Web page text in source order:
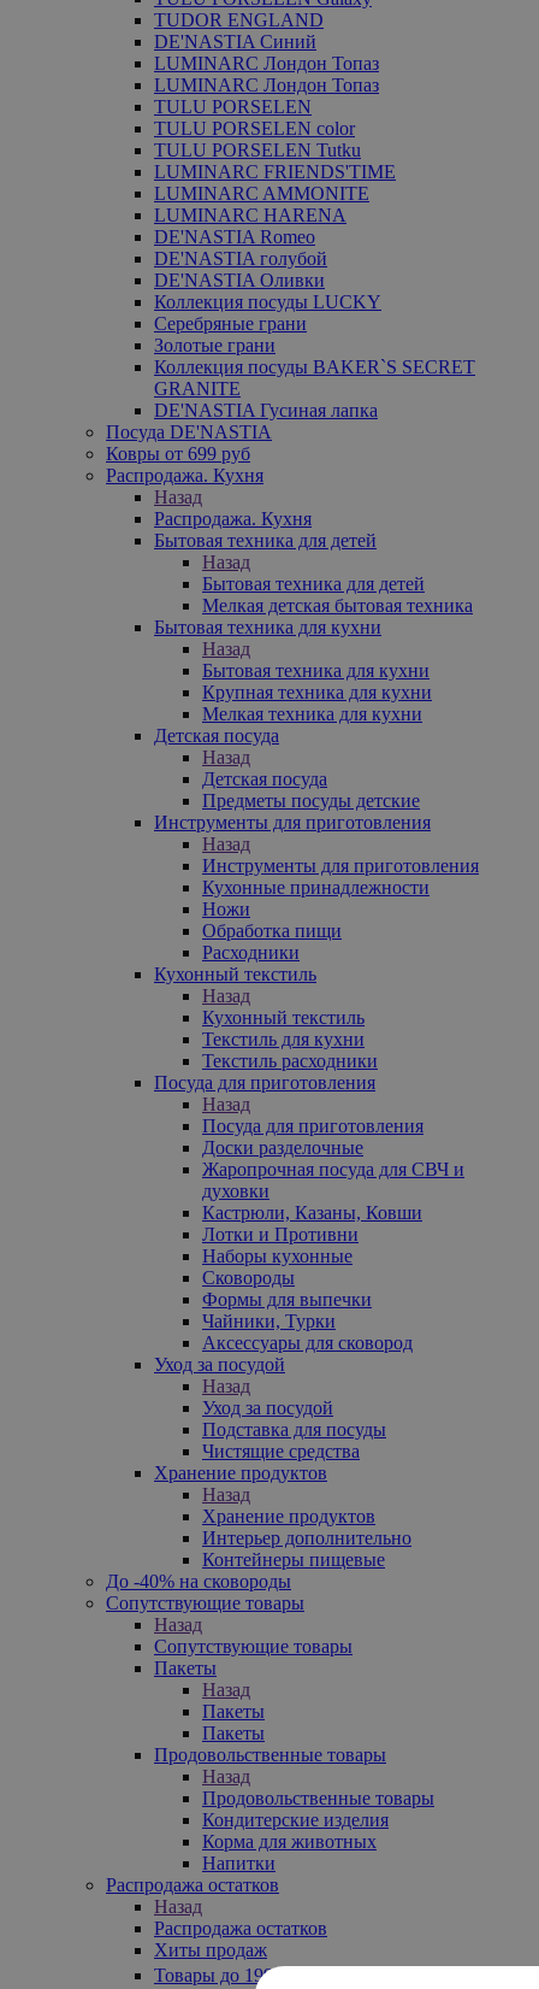
TUDOR ENGLAND
DE'NASTIA Синий
LUMINARC Лондон Топаз
LUMINARC Лондон Топаз
TULU PORSELEN
TULU PORSELEN color
TULU PORSELEN Tutku
LUMINARC FRIENDS'TIME
LUMINARC AMMONITE
LUMINARC HARENA
DE'NASTIA Romeo
DE'NASTIA голубой
DE'NASTIA Оливки
Коллекция посуды LUCKY
Серебряные грани
Золотые грани
Коллекция посуды BAKER`S SECRET
GRANITE
DE'NASTIA Гусиная лапка
Посуда DE'NASTIA
Ковры от 699 руб
Распродажа. Кухня
Назад
Распродажа. Кухня
Бытовая техника для детей
Назад
Бытовая техника для детей
Мелкая детская бытовая техника
Бытовая техника для кухни
Назад
Бытовая техника для кухни
Крупная техника для кухни
Мелкая техника для кухни
Детская посуда
Назад
Детская посуда
Предметы посуды детские
Инструменты для приготовления
Назад
Инструменты для приготовления
Кухонные принадлежности
Ножи
Обработка пищи
Расходники
Кухонный текстиль
Назад
Кухонный текстиль
Текстиль для кухни
Текстиль расходники
Посуда для приготовления
Назад
Посуда для приготовления
Доски разделочные
Жаропрочная посуда для СВЧ и
духовки
Кастрюли, Казаны, Ковши
Лотки и Противни
Наборы кухонные
Сковороды
Формы для выпечки
Чайники, Турки
Аксессуары для сковород
Уход за посудой
Назад
Уход за посудой
Подставка для посуды
Чистящие средства
Хранение продуктов
Назад
Хранение продуктов
Интерьер дополнительно
Контейнеры пищевые
До -40% на сковороды
Сопутствующие товары
Назад
Сопутствующие товары
Пакеты
Назад
Пакеты
Пакеты
Продовольственные товары
Назад
Продовольственные товары
Кондитерские изделия
Корма для животных
Напитки
Распродажа остатков
Назад
Распродажа остатков
Хиты продаж
Товары до 199₽